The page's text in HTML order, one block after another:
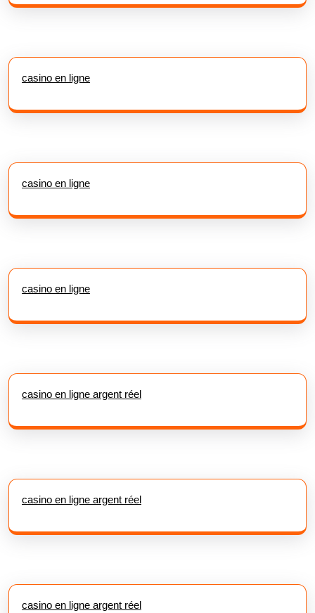
casino en ligne
casino en ligne
casino en ligne
casino en ligne argent réel
casino en ligne argent réel
casino en ligne argent réel